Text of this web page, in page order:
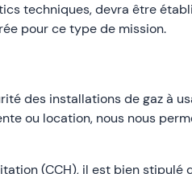
techniques, devra être
pour ce type de mission.
des installations de gaz à
ou location, nous nous
(CCH), il est bien stipulé